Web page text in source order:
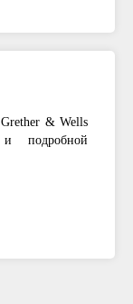
& Wells
подробной